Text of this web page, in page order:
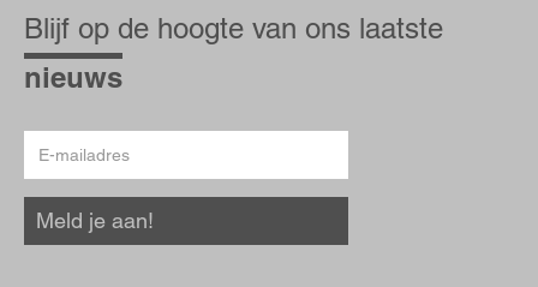
op
de
hoogte
Blijf op de hoogte van ons laatste
nieuws
mailadres
Meld je aan!